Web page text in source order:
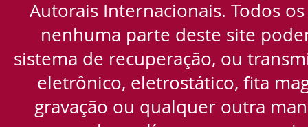
Autorais Internacionais. Todos
nenhuma parte deste site
sistema de recuperação, ou
eletrônico, eletrostático, fita
gravação ou qualquer outra